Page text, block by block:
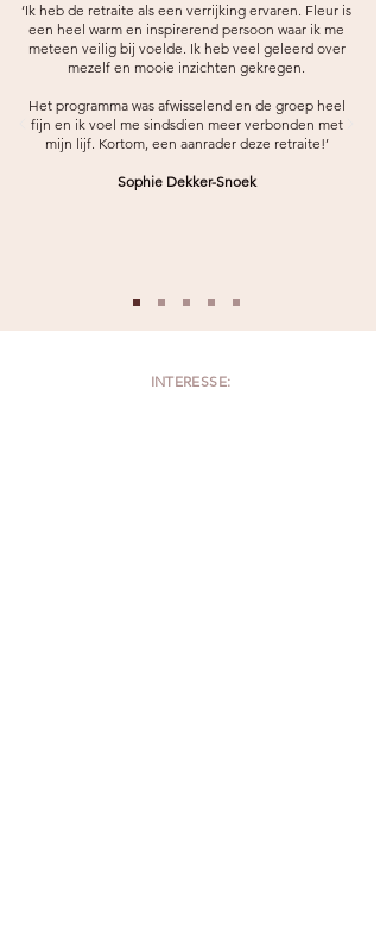
‘Ik heb de retraite als een verrijking ervaren. Fleur is
een heel warm en inspirerend persoon waar ik me
meteen veilig bij voelde. Ik heb veel geleerd over
mezelf en mooie inzichten gekregen.
Het programma was afwisselend en de groep heel
fijn en ik voel me sindsdien meer verbonden met
mijn lijf. Kortom, een aanrader deze retraite!’
Sophie Dekker-Snoek
INTERESSE: